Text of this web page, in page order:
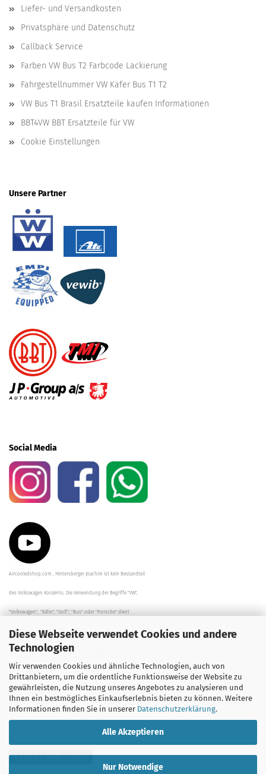
Diese Webseite verwendet Cookies und andere
Technologien
Wir verwenden Cookies und ähnliche Technologien, auch von
Drittanbietern, um die ordentliche Funktionsweise der Website zu
gewährleisten, die Nutzung unseres Angebotes zu analysieren und
Ihnen ein bestmögliches Einkaufserlebnis bieten zu können. Weitere
Informationen finden Sie in unserer Datenschutzerklärung.
Alle Akzeptieren
Nur Notwendige
Liefer- und Versandkosten
Privatsphäre und Datenschutz
Callback Service
Farben VW Bus T2 Farbcode Lackierung
Fahrgestellnummer VW Käfer Bus T1 T2
VW Bus T1 Brasil Ersatzteile kaufen Informationen
BBT4VW BBT Ersatzteile für VW
Cookie Einstellungen
Unsere Partner
Social Media
Aircooledshop.com , Hintersberger Joachim ist kein Bestandteil
des Volkswagen Konzerns. Die Verwendung der Begriffe "VW",
"Volkswagen", "Käfer", "Golf", "Bus" oder "Porsche" dient
der Beschreibung der Teile und stellt in keinem Fall eine direkte
Verbindung zu dem Unternehmen "Volkswagen" her/da.
Die Beschreibungen, Zeichnungen und Angaben zur
Verwendung sind sorgfältig überprüft worden.
Vertrag widerrufen